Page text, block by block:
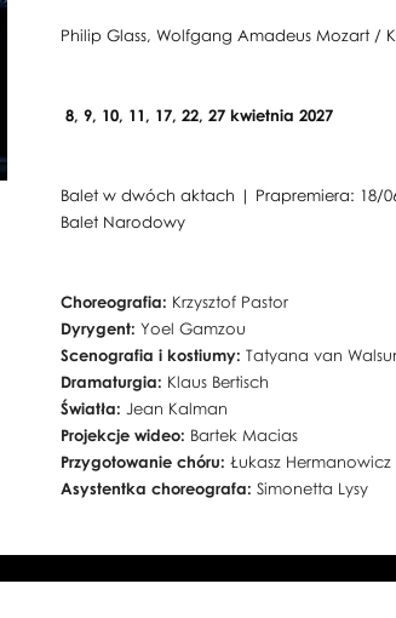
Philip Glass, Wolfgang Amadeus Mozart /
8, 9, 10, 11, 17, 22, 27 kwietnia 2027
Balet w dwóch aktach | Prapremiera: 18/
Balet Narodowy
Choreografia: Krzysztof Pastor
Dyrygent:Yoel Gamzou
Scenografia i kostiumy:Tatyana van
Dramaturgia: Klaus Bertisch
Światła: Jean Kalman
Projekcje wideo: Bartek Macias
Przygotowanie chóru:Łukasz Hermanowicz
Asystentka choreografa:Simonetta Lysy